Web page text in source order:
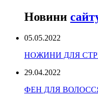
Новини
05.05.2022
НОЖИНИ ДЛЯ
29.04.2022
ФЕН ДЛЯ ВОЛОССЯ